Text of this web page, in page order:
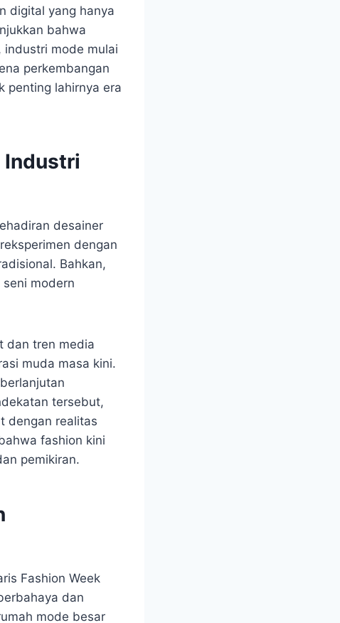
digital yang hanya
bahwa
mode mulai
perkembangan
penting lahirnya era
Industri
desainer
dengan
Bahkan,
modern
dan tren media
muda masa kini.
tersebut,
dengan realitas
fashion kini
pemikiran.
Fashion Week
dan
mode besar